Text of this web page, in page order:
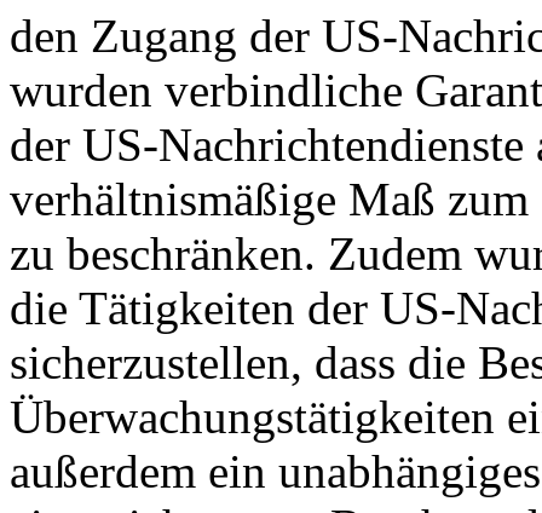
den Zugang der US-
wurden verbindliche
der US-
verhältnismäßige Maß
zu beschränken. Zudem
die Tätigkeiten der US-
sicherzustellen, dass die
Überwachungstätigkeiten
außerdem ein